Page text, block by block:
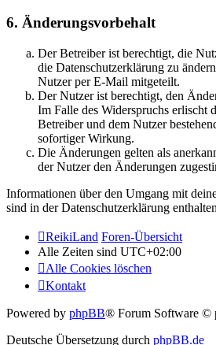
6. Änderungsvorbehalt
Der Betreiber ist berechtigt, die
die Datenschutzerklärung zu
Nutzer per E-Mail mitgeteilt.
Der Nutzer ist berechtigt, den
Im Falle des Widerspruchs erlischt
Betreiber und dem Nutzer
sofortiger Wirkung.
Die Änderungen gelten als
der Nutzer den Änderungen
Informationen über den Umgang mit
sind in der Datenschutzerklärung
ReikiLand Foren-Übersicht
Alle Zeiten sind UTC+02:00
Alle Cookies löschen
Kontakt
Powered by phpBB® Forum Software ©
Deutsche Übersetzung durch phpBB.de